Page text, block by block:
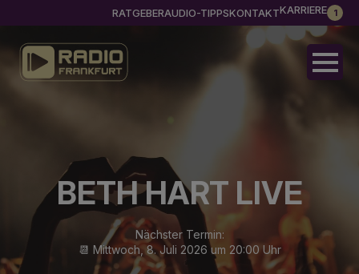
RATGEBERAUDIO-TIPPSKONTAKTKARRIERE 1
BETH HART LIVE
Nächster Termin:
📆 Mittwoch, 8. Juli 2026 um 20:00 Uhr